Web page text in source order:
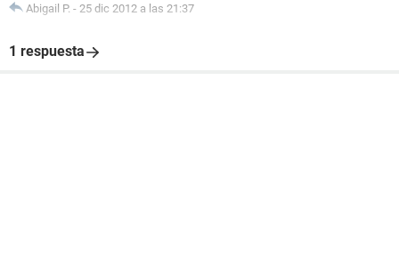
Abigail P. - 25 dic 2012 a las 21:37
1 respuesta